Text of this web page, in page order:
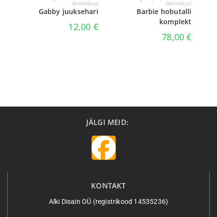
lemmikud
Gabby juuksehari
12,00 €
lemmikud
Barbie hobutalli
komplekt
78,00€
KONTAKT
Alki Disain OÜ (registrikood 14535236)
JÄLGI MEID: